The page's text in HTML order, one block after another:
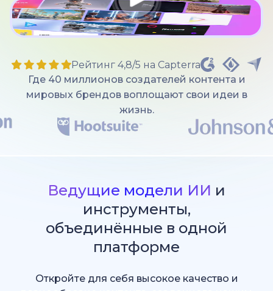
Рейтинг 4,8/5 на Capterra
Где 40 миллионов создателей контента и
мировых брендов воплощают свои идеи в
жизнь.
Ведущие модели ИИ и
инструменты,
объединённые в одной
платформе
Откройте для себя высокое качество и